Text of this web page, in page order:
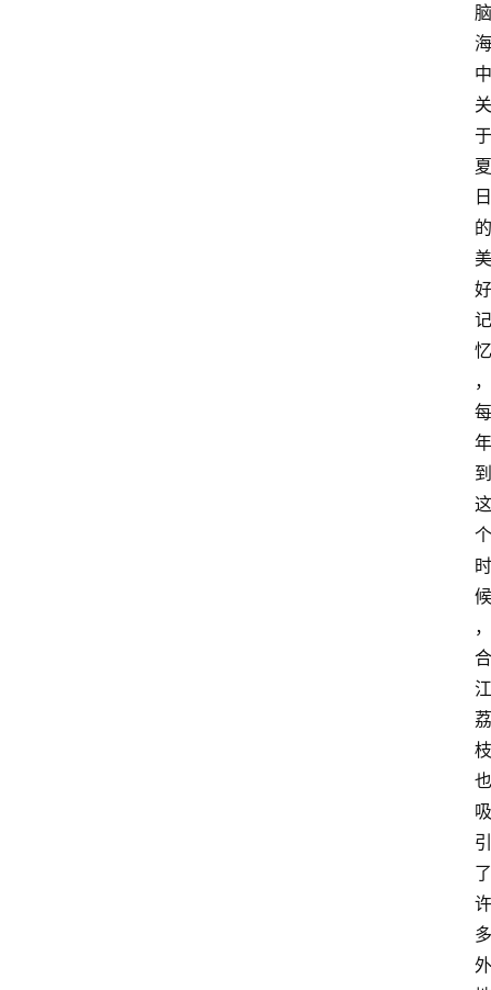
脑
海
中
关
于
夏
日
的
美
好
记
忆
，
每
年
到
这
个
时
候
，
合
江
荔
枝
也
吸
引
了
许
多
外